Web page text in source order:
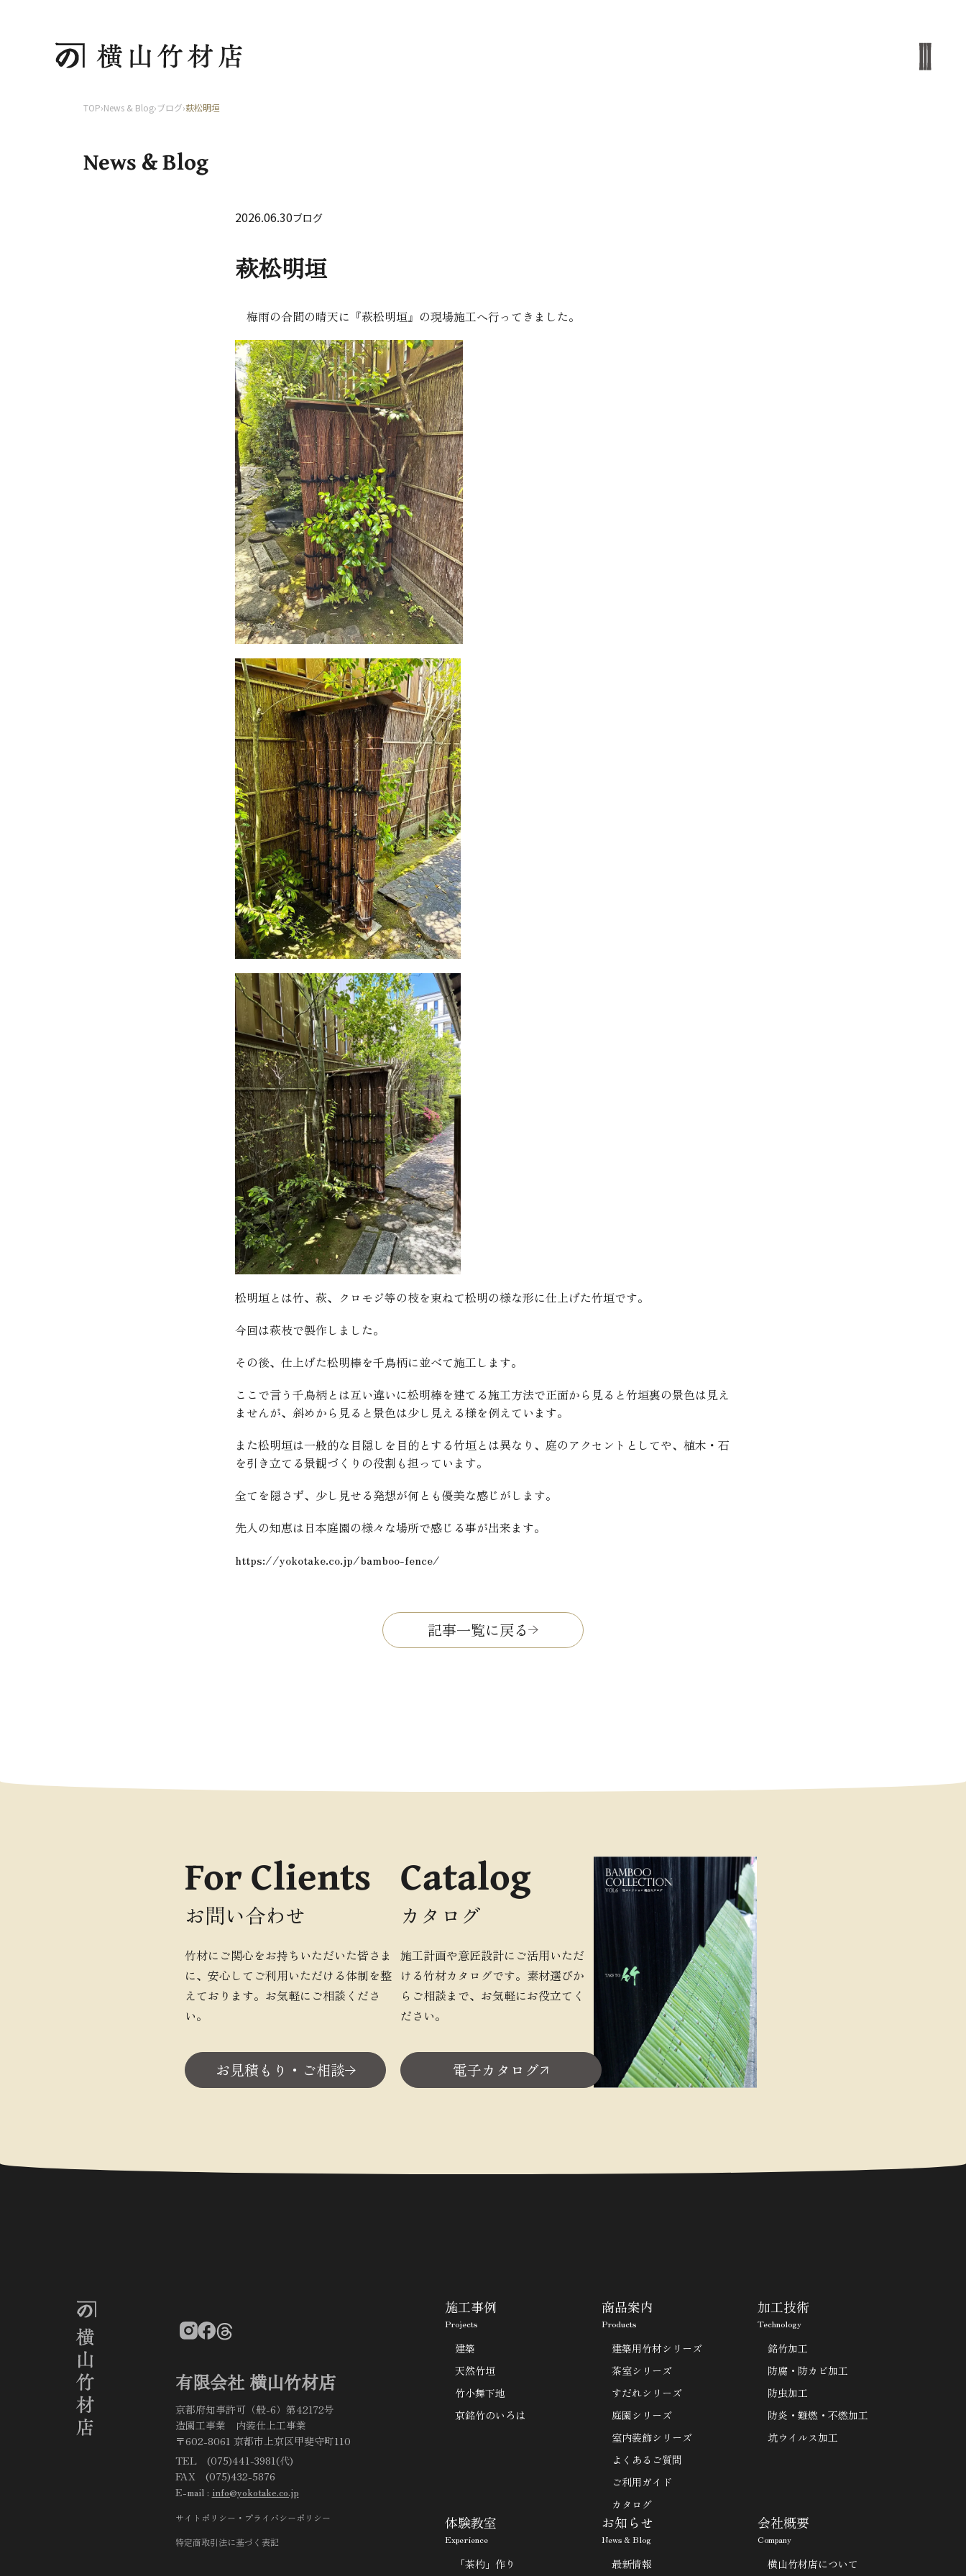
TOP›News & Blog›ブログ›萩松明垣
News & Blog
2026.06.30ブログ
萩松明垣
梅雨の合間の晴天に『萩松明垣』の現場施工へ行ってきました。
松明垣とは竹、萩、クロモジ等の枝を束ねて松明の様な形に仕上げた竹垣です。
今回は萩枝で製作しました。
その後、仕上げた松明棒を千鳥柄に並べて施工します。
ここで言う千鳥柄とは互い違いに松明棒を建てる施工方法で正面から見ると竹垣裏の景色は見え
ませんが、斜めから見ると景色は少し見える様を例えています。
また松明垣は一般的な目隠しを目的とする竹垣とは異なり、庭のアクセントとしてや、植木・石
を引き立てる景観づくりの役割も担っています。
全てを隠さず、少し見せる発想が何とも優美な感じがします。
先人の知恵は日本庭園の様々な場所で感じる事が出来ます。
https://yokotake.co.jp/bamboo-fence/
記事一覧に戻る
For Clients
お問い合わせ
竹材にご関心をお持ちいただいた皆さま
に、安心してご利用いただける体制を整
えております。お気軽にご相談くださ
い。
お見積もり・ご相談
Catalog
カタログ
施工計画や意匠設計にご活用いただ
ける竹材カタログです。素材選びか
らご相談まで、お気軽にお役立てく
ださい。
電子カタログ
有限会社 横山竹材店
京都府知事許可（般-6）第42172号
造園工事業 内装仕上工事業
〒602-8061 京都市上京区甲斐守町110
TEL (075)441-3981(代)
FAX (075)432-5876
E-mail : info@yokotake.co.jp
サイトポリシー・プライバシーポリシー
特定商取引法に基づく表記
施工事例
Projects
建築
天然竹垣
竹小舞下地
京銘竹のいろは
商品案内
Products
建築用竹材シリーズ
茶室シリーズ
すだれシリーズ
庭園シリーズ
室内装飾シリーズ
よくあるご質問
ご利用ガイド
カタログ
加工技術
Technology
銘竹加工
防腐・防カビ加工
防虫加工
防炎・難燃・不燃加工
坑ウイルス加工
体験教室
Experience
「茶杓」作り
お知らせ
News & Blog
最新情報
会社概要
Company
横山竹材店について